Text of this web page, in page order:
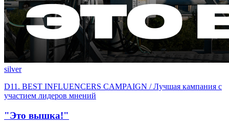
silver
D11. BEST INFLUENСERS CAMPAIGN / Лучшая кампания с
участием лидеров мнений
"Это вышка!"